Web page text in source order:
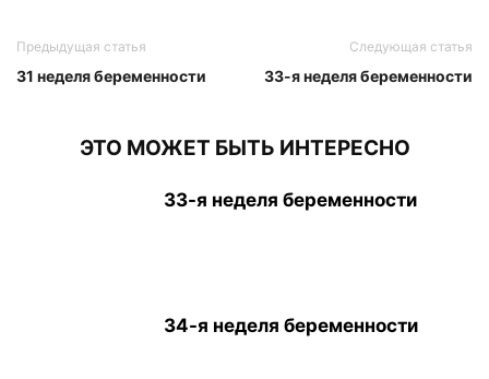
Предыдущая статья
31 неделя беременности
Следующая статья
33-я неделя беременности
ЭТО МОЖЕТ БЫТЬ ИНТЕРЕСНО
33-я неделя беременности
34-я неделя беременности